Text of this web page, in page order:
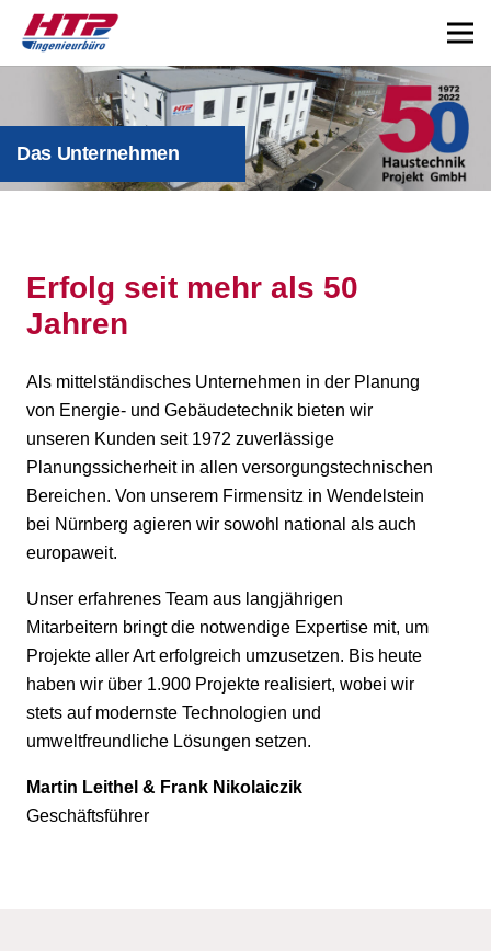
Das Unternehmen
Erfolg seit mehr als 50
Jahren
Als mittelständisches Unternehmen in der Planung
von Energie- und Gebäudetechnik bieten wir
unseren Kunden seit 1972 zuverlässige
Planungssicherheit in allen versorgungstechnischen
Bereichen. Von unserem Firmensitz in Wendelstein
bei Nürnberg agieren wir sowohl national als auch
europaweit.
Unser erfahrenes Team aus langjährigen
Mitarbeitern bringt die notwendige Expertise mit, um
Projekte aller Art erfolgreich umzusetzen. Bis heute
haben wir über 1.900 Projekte realisiert, wobei wir
stets auf modernste Technologien und
umweltfreundliche Lösungen setzen.
Martin Leithel & Frank Nikolaiczik
Geschäftsführer